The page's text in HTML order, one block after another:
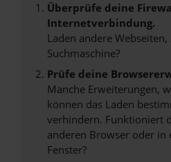
Überprüfe deine
Internetverbindung.
Laden andere
Suchmaschine?
Prüfe deine
Manche Erweiterungen,
können das Laden
verhindern. Funktioniert
anderen Browser oder in
Fenster?